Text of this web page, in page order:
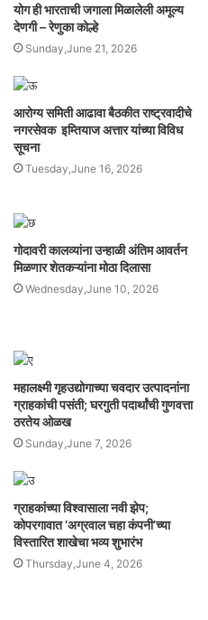
योग ही भारताची जगाला मिळालेली अमूल्य
देणगी – रेणुका कोल्हे
Sunday,June 21, 2026
आरोग्य समिती आढावा बैठकीत राष्ट्रवादीचे
नगरसेवक इम्तियाज अत्तार यांच्या विविध
सूचना
Tuesday,June 16, 2026
गोदावरी कालव्यांना उन्हाळी अंतिम आवर्तन
मिळणार शेतकऱ्यांना मोठा दिलासा
Wednesday,June 10, 2026
महालक्ष्मी गृहउद्योगाच्या चवदार उत्पादनांना
ग्राहकांची पसंती; घरगुती पदार्थांची गुणवत्ता
ठरतेय ओळख
Sunday,June 7, 2026
ग्राहकांच्या विश्वासाला नवी झेप;
कोपरगावात ‘अग्रवाल चहा कंपनी’च्या
विस्तारित शाखेचा भव्य शुभारंभ
Thursday,June 4, 2026